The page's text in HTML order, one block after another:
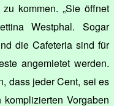
kommen. „Sie öffnet
Westphal. Sogar
die Cafeteria sind für
angemietet werden.
dass jeder Cent, sei es
Vorgaben